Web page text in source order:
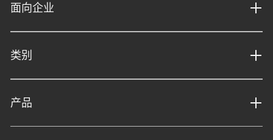
面向企业
类别
产品